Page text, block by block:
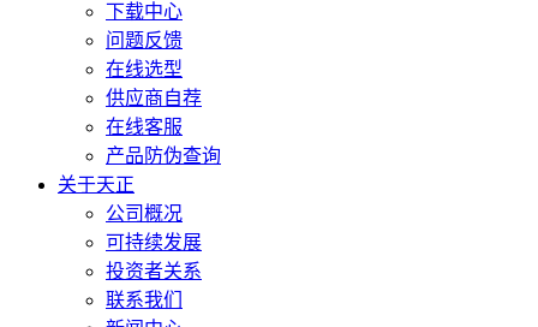
下载中心
问题反馈
在线选型
供应商自荐
在线客服
产品防伪查询
关于天正
公司概况
可持续发展
投资者关系
联系我们